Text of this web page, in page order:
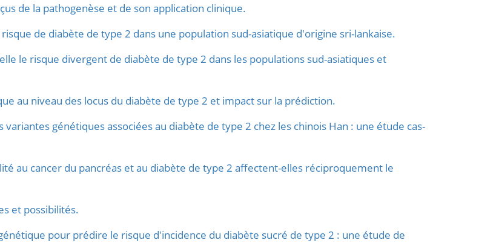
de la pathogenèse et de son application clinique.
de diabète de type 2 dans une population sud-asiatique d'origine sri-lankaise.
le risque divergent de diabète de type 2 dans les populations sud-asiatiques et
au niveau des locus du diabète de type 2 et impact sur la prédiction.
génétiques associées au diabète de type 2 chez les chinois Han : une étude cas-
au cancer du pancréas et au diabète de type 2 affectent-elles réciproquement le
et possibilités.
pour prédire le risque d'incidence du diabète sucré de type 2 : une étude de